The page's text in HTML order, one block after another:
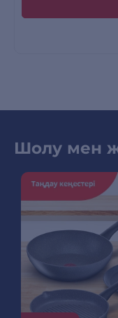
Шолу мен